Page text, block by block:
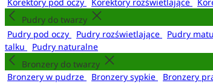
Pudry do twarzy
Pudry pod oczy
Pudry rozświetlające Pudry
talku
Pudry naturalne
Bronzery do twarzy
Bronzery w pudrze
Bronzery sypkie Bronzery